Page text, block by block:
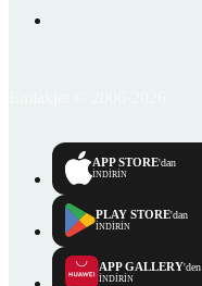
APP STORE'dan
İNDİRİN
PLAY STORE'dan
İNDİRİN
APP GALLERY'den
İNDİRİN